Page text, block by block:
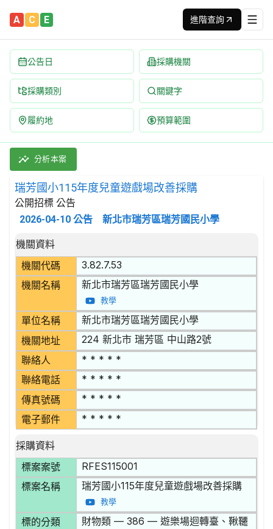
A C E 進階查詢
公告日 採購機關
採購類別 關鍵字
履約地 預算範圍
瑞芳國小115年度兒童遊戲場改善採購 招標公告 | 案號：
採購類別：財物類 遊樂場迴轉臺、鞦韆臺、射擊場及其他
分析本案
瑞芳國小115年度兒童遊戲場改善採購
公開招標 公告
2026-04-10 公告 新北市瑞芳區瑞芳國民小學
招標公告詳細內容
機關資料
機關代碼
3.82.7.53
機關名稱 新北市瑞芳區瑞芳國民小學
教學
單位名稱 新北市瑞芳區瑞芳國民小學
機關地址 224 新北市 瑞芳區 中山路2號
聯絡人 * * * * *
聯絡電話 * * * * *
傳真號碼 * * * * *
電子郵件 * * * * *
採購資料
標案案號
RFES115001
標案名稱 瑞芳國小115年度兒童遊戲場改善採購
教學
標的分類
財物類 — 386 — 遊樂場迴轉臺、鞦韆